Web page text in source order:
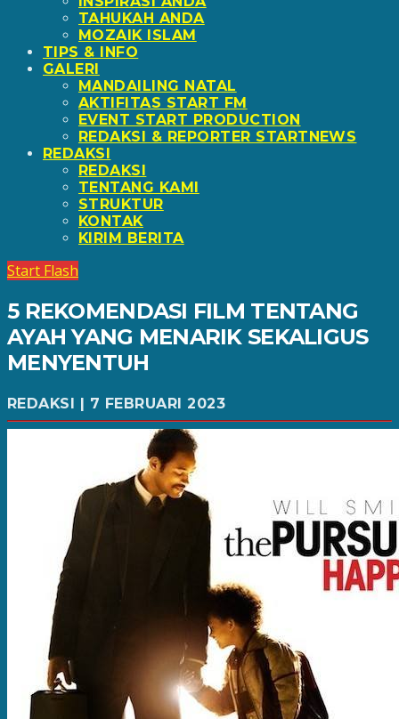
TAHUKAH ANDA
MOZAIK ISLAM
TIPS & INFO
GALERI
MANDAILING NATAL
AKTIFITAS START FM
EVENT START PRODUCTION
REDAKSI & REPORTER STARTNEWS
REDAKSI
REDAKSI
TENTANG KAMI
STRUKTUR
KONTAK
KIRIM BERITA
Start Flash
5 REKOMENDASI FILM TENTANG
AYAH YANG MENARIK SEKALIGUS
MENYENTUH
REDAKSI | 7 FEBRUARI 2023